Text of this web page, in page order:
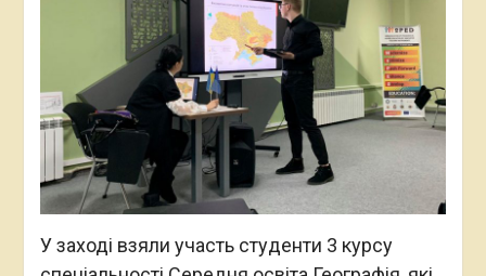
У заході взяли участь студенти 3 курсу